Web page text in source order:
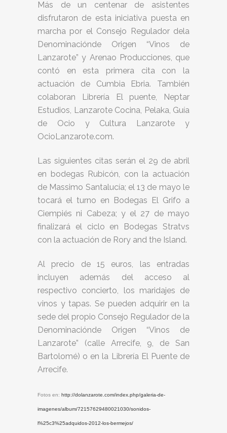
Más de un centenar de asistentes
disfrutaron de esta iniciativa puesta en
marcha por el Consejo Regulador dela
Denominaciónde Origen “Vinos de
Lanzarote” y Arenao Producciones, que
contó en esta primera cita con la
actuación de Cumbia Ebria. También
colaboran Librería El puente, Neptar
Estudios, Lanzarote Cocina, Pelaka, Guía
de Ocio y Cultura Lanzarote y
OcioLanzarote.com.
Las siguientes citas serán el 29 de abril
en bodegas Rubicón, con la actuación
de Massimo Santalucía; el 13 de mayo le
tocará el turno en Bodegas El Grifo a
Ciempiés ni Cabeza; y el 27 de mayo
finalizará el ciclo en Bodegas Stratvs
con la actuación de Rory and the Island.
Al precio de 15 euros, las entradas
incluyen además del acceso al
respectivo concierto, los maridajes de
vinos y tapas. Se pueden adquirir en la
sede del propio Consejo Regulador de la
Denominaciónde Origen “Vinos de
Lanzarote” (calle Arrecife, 9, de San
Bartolomé) o en la Librería El Puente de
Arrecife.
Fotos en: http://dolanzarote.com/index.php/galeria-de-
imagenes/album/72157629480021030/sonidos-
l%25c3%25adquidos-2012-los-bermejos/